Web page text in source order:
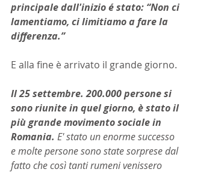
principale dall'inizio é stato: “Non ci
lamentiamo, ci limitiamo a fare la
differenza.”
E alla fine è arrivato il grande giorno.
Il 25 settembre. 200.000 persone si
sono riunite in quel giorno, è stato il
più grande movimento sociale in
Romania. E' stato un enorme successo
e molte persone sono state sorprese dal
fatto che così tanti rumeni venissero